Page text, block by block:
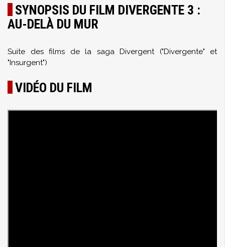
SYNOPSIS DU FILM DIVERGENTE 3 :
AU-DELÀ DU MUR
Suite des films de la saga Divergent ("Divergente" et
"Insurgent")
VIDÉO DU FILM